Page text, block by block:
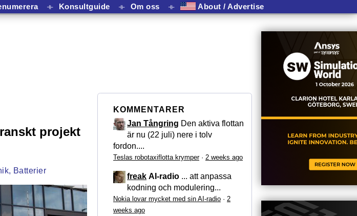
⟛ Konsultguide ⟛ Om oss ⟛ About / Advertise
projekt
Batterier
KOMMENTARER
Jan Tångring Den aktiva flottan
är nu (22 juli) nere i tolv
fordon....
Teslas robotaxiflotta krymper· 2 weeks ago
freak AI-radio ... att anpassa
kodning och modulering...
Nokia lovar mycket med sin AI-radio · 2
weeks ago